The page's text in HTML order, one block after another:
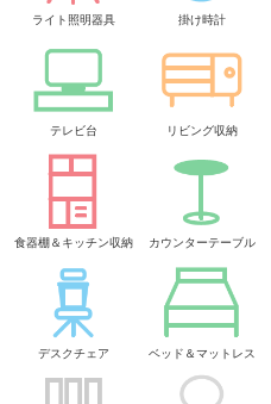
ライト照明器具 掛け時計
テレビ台 リビング収納
食器棚＆キッチン収納 カウンターテーブル
デスクチェア ベッド＆マットレス